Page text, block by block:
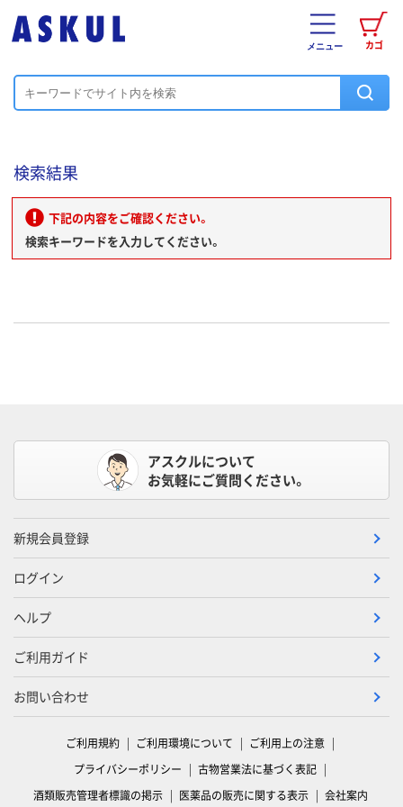
カゴ
メニュー
検索結果
下記の内容をご確認ください。
検索キーワードを入力してください。
アスクルについて
お気軽にご質問ください。
新規会員登録
ログイン
ヘルプ
ご利用ガイド
お問い合わせ
ご利用規約 ご利用環境について
ご利用上の注意
プライバシーポリシー
古物営業法に基づく表記
酒類販売管理者標識の掲示
医薬品の販売に関する表示 会社案内